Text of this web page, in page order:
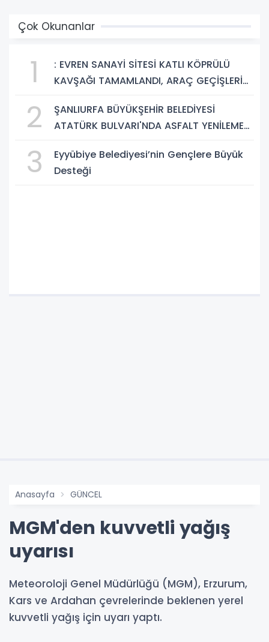
Çok Okunanlar
1
: EVREN SANAYİ SİTESİ KATLI KÖPRÜLÜ
KAVŞAĞI TAMAMLANDI, ARAÇ GEÇİŞLERİ
2
ŞANLIURFA BÜYÜKŞEHİR BELEDİYESİ
ATATÜRK BULVARI'NDA ASFALT YENİLEME
3
Eyyübiye Belediyesi’nin Gençlere Büyük
Desteği
Anasayfa GÜNCEL
MGM'den kuvvetli yağış
uyarısı
Meteoroloji Genel Müdürlüğü (MGM), Erzurum,
Kars ve Ardahan çevrelerinde beklenen yerel
kuvvetli yağış için uyarı yaptı.